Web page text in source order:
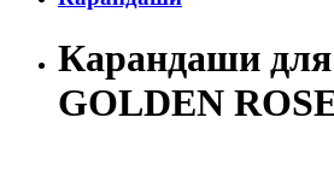
Карандаши для
GOLDEN